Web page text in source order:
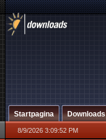
Startpagina Downloads
8/9/2026 3:09:52 PM